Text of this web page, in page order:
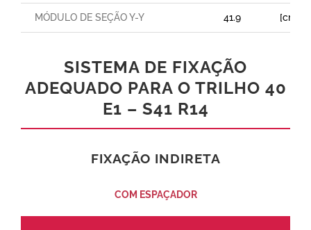
MÓDULO DE SEÇÃO Y-Y 41.9 [cm³]
SISTEMA DE FIXAÇÃO
ADEQUADO PARA O TRILHO 40
E1 – S41 R14
FIXAÇÃO INDIRETA
COM ESPAÇADOR